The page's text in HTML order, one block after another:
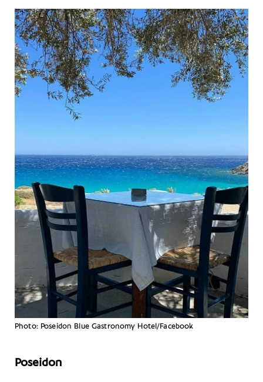
Photo: Poseidon Blue Gastronomy Hotel/Facebook
Poseidon